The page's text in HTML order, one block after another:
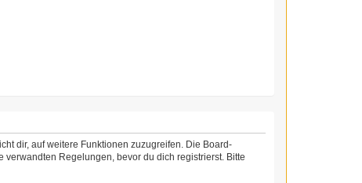
dir, auf weitere Funktionen zuzugreifen. Die Board-
Regelungen, bevor du dich registrierst. Bitte